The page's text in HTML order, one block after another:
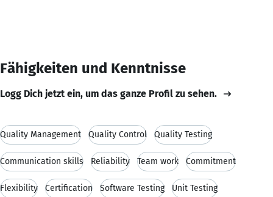
Fähigkeiten und Kenntnisse
Logg Dich jetzt ein, um das ganze Profil zu sehen.
Quality Management Quality Control Quality Testing
Communication skills Reliability Team work Commitment
Flexibility Certification Software Testing Unit Testing